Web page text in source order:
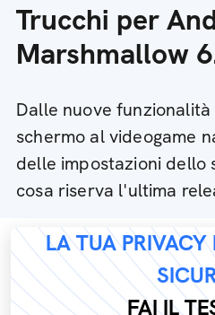
Trucchi per
Marshmallow
Dalle nuove
schermo al videogame
delle impostazioni dello
cosa riserva l'ultima
LA TUA PRIVACY
FAI IL